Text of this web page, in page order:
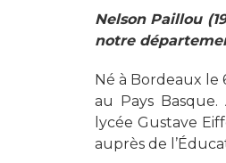
Nelson Paillou
notre
Né à Bordeaux le
au Pays Basque.
lycée Gustave
auprès de